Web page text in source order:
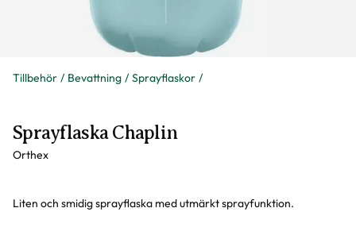
Tillbehör Bevattning Sprayflaskor
Sprayflaska Chaplin
Orthex
Liten och smidig sprayflaska med utmärkt sprayfunktion.